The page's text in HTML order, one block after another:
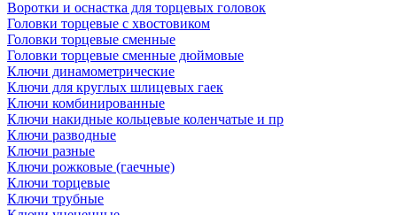
Воротки и оснаcтка для торцевых головок
Головки торцевые с хвостовиком
Головки торцевые сменные
Головки торцевые сменные дюймовые
Ключи динамометрические
Ключи для круглых шлицевых гаек
Ключи комбинированные
Ключи накидные кольцевые коленчатые и пр
Ключи разводные
Ключи разные
Ключи рожковые (гаечные)
Ключи торцевые
Ключи трубные